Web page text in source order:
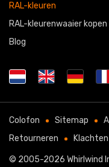
RAL-kleuren
RAL-kleurenwaaier kopen
Blog
Colofon Sitemap
Retourneren
Klachten
© 2005-2026 Whirlwind